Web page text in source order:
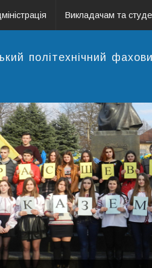
Викладачам та
політехнічний